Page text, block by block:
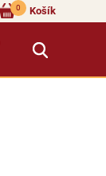
Košík
0